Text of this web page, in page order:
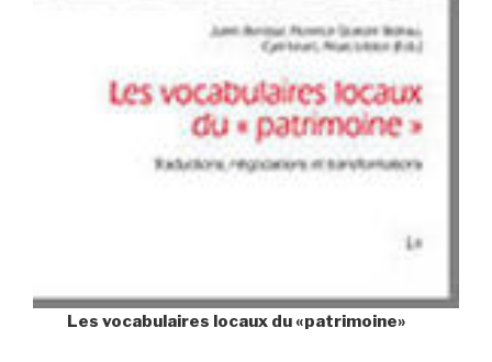
Les vocabulaires locaux du «patrimoine»